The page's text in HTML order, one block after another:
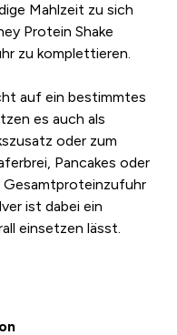
Mahlzeit zu sich
Protein Shake
zu komplettieren.
auf ein bestimmtes
es auch als
oder zum
Pancakes oder
Gesamtproteinzufuhr
ist dabei ein
einsetzen lässt.